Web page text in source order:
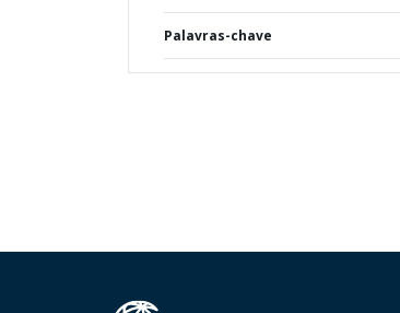
Palavras-chave